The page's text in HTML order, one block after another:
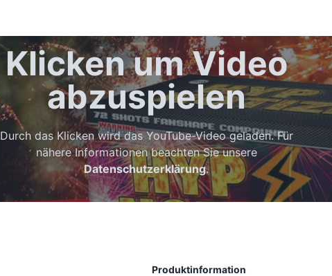
Klicken um Video
abzuspielen
Durch das Klicken wird das YouTube-Video geladen. Für
nähere Informationen beachten Sie unsere
Datenschutzerklärung.
Produktinformation